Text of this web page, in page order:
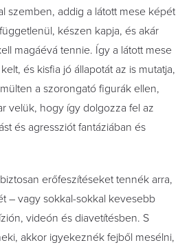
szemben, addig a látott mese képét
készen kapja, és akár
magáévá tennie. Így a látott mese
és kisfia jó állapotát az is mutatja,
a szorongató figurák ellen,
velük, hogy így dolgozza fel az
és agressziót fantáziában és
erőfeszítéseket tennék arra,
– vagy sokkal-sokkal kevesebb
videón és diavetítésben. S
akkor igyekeznék fejből mesélni,